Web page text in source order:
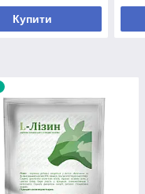
Купити